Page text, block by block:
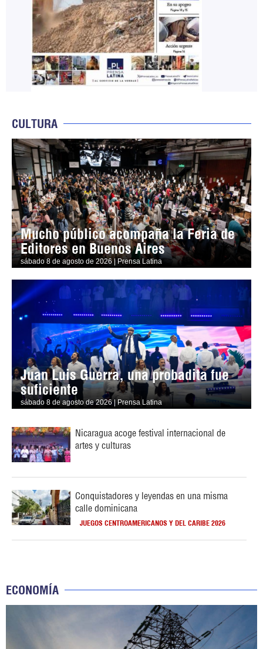
CULTURA
Mucho público acompaña la Feria de
Editores en Buenos Aires
sábado 8 de agosto de 2026 | Prensa Latina
Juan Luis Guerra, una probadita fue
suficiente
sábado 8 de agosto de 2026 | Prensa Latina
Nicaragua acoge festival internacional de
artes y culturas
Conquistadores y leyendas en una misma
calle dominicana
JUEGOS CENTROAMERICANOS Y DEL CARIBE 2026
ECONOMÍA